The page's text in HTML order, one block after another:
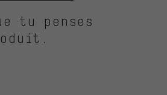
tu penses